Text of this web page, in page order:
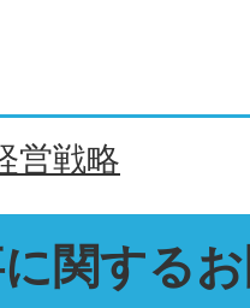
営戦略
関する